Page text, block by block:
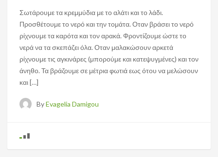
Σωτάρουμε τα κρεμμύδια με το αλάτι και το λάδι.
Προσθέτουμε το νερό και την τομάτα. Οταν βράσει το νερό
ρίχνουμε τα καρότα και τον αρακά. Φροντίζουμε ώστε το
νερά να τα σκεπάζει όλα. Οταν μαλακώσουν αρκετά
ρίχνουμε τις αγκινάρες (μπορούμε και κατεψυγμένες) και τον
άνηθο. Τα βράζουμε σε μέτρια φωτιά εως ότου να μελώσουν
και […]
ByEvagelia Damigou